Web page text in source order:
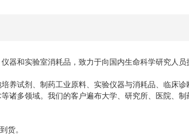
器和实验室消耗品，致力于向国内生命科学研究人员
养试剂、制药工业原料、实验仪器与消耗品、临床
诸多领域。我们的客户遍布大学、研究所、医院、制
货。